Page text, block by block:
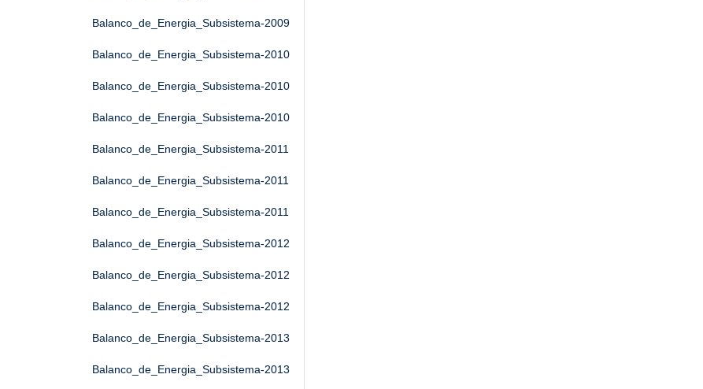
Balanco_de_Energia_Subsistema-2009
Balanco_de_Energia_Subsistema-2010
Balanco_de_Energia_Subsistema-2010
Balanco_de_Energia_Subsistema-2010
Balanco_de_Energia_Subsistema-2011
Balanco_de_Energia_Subsistema-2011
Balanco_de_Energia_Subsistema-2011
Balanco_de_Energia_Subsistema-2012
Balanco_de_Energia_Subsistema-2012
Balanco_de_Energia_Subsistema-2012
Balanco_de_Energia_Subsistema-2013
Balanco_de_Energia_Subsistema-2013